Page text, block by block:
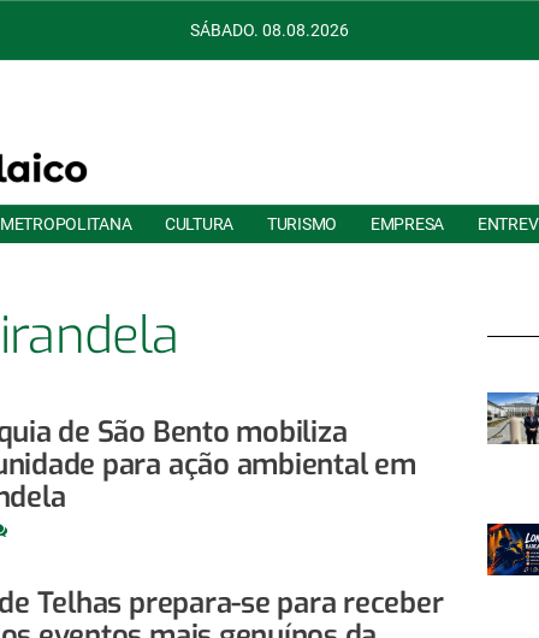
SÁBADO. 08.08.2026
CULTURA TURISMO EMPRESA
de São Bento mobiliza
para ação ambiental em
Telhas prepara-se para receber